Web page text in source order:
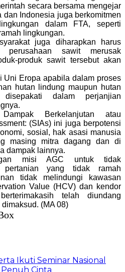
secara bersama mengejar
dan Indonesia juga berkomitmen
dalam FTA, seperti
lingkungan.
juga diharapkan harus
perusahaan sawit merusak
produk sawit tersebut akan
Uni Eropa apabila dalam proses
hutan lindung maupun hutan
dalam perjanjian
Berkelanjutan atau
(SIAs) ini juga berpotensi
sosial, hak asasi manusia
masing mitra dagang dan di
dampak lainnya.
misi AGC untuk tidak
pertanian yang tidak ramah
tidak melindungi kawasan
Value (HCV) dan kendor
telah diundang
(MA 08)
Ikuti Seminar Nasional
Cinta